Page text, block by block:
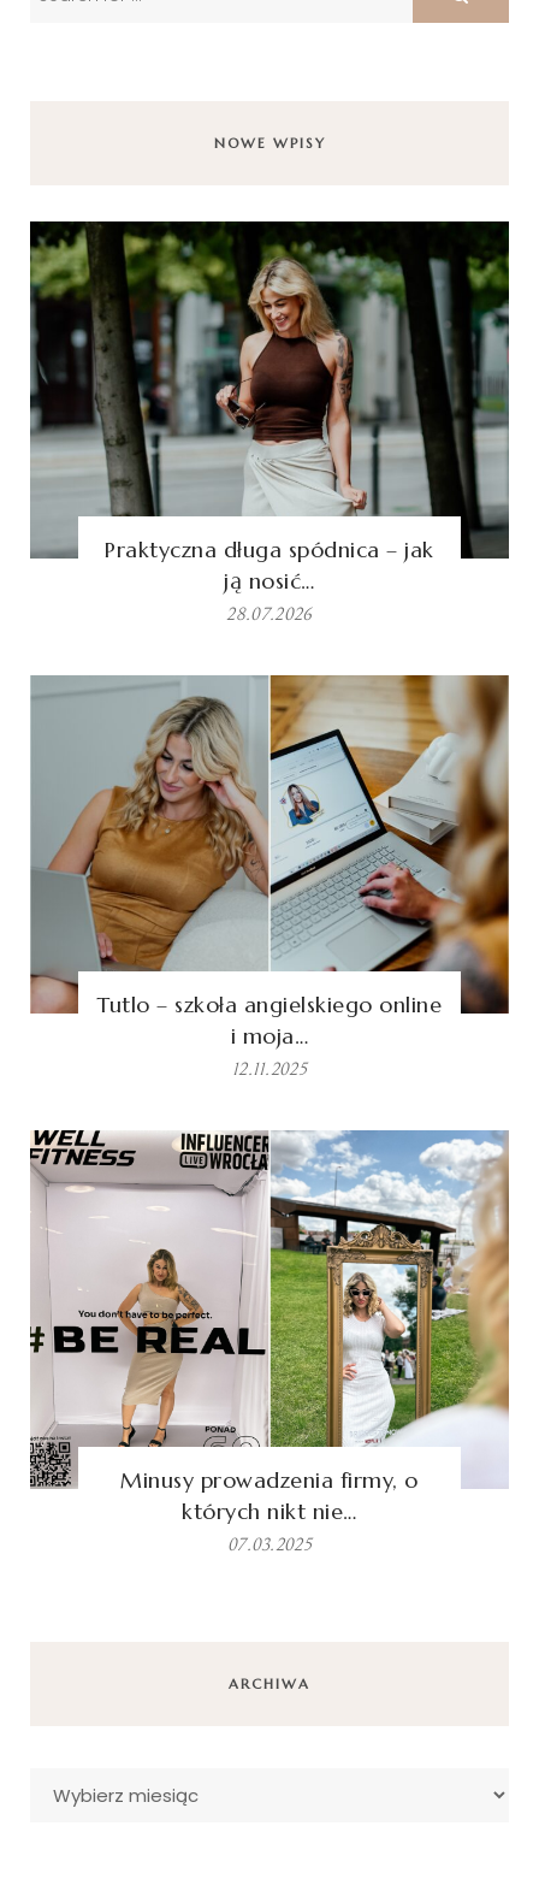
NOWE WPISY
Praktyczna długa spódnica – jak
ją nosić…
28.07.2026
Tutlo – szkoła angielskiego online
i moja…
12.11.2025
Minusy prowadzenia firmy, o
których nikt nie…
07.03.2025
ARCHIWA